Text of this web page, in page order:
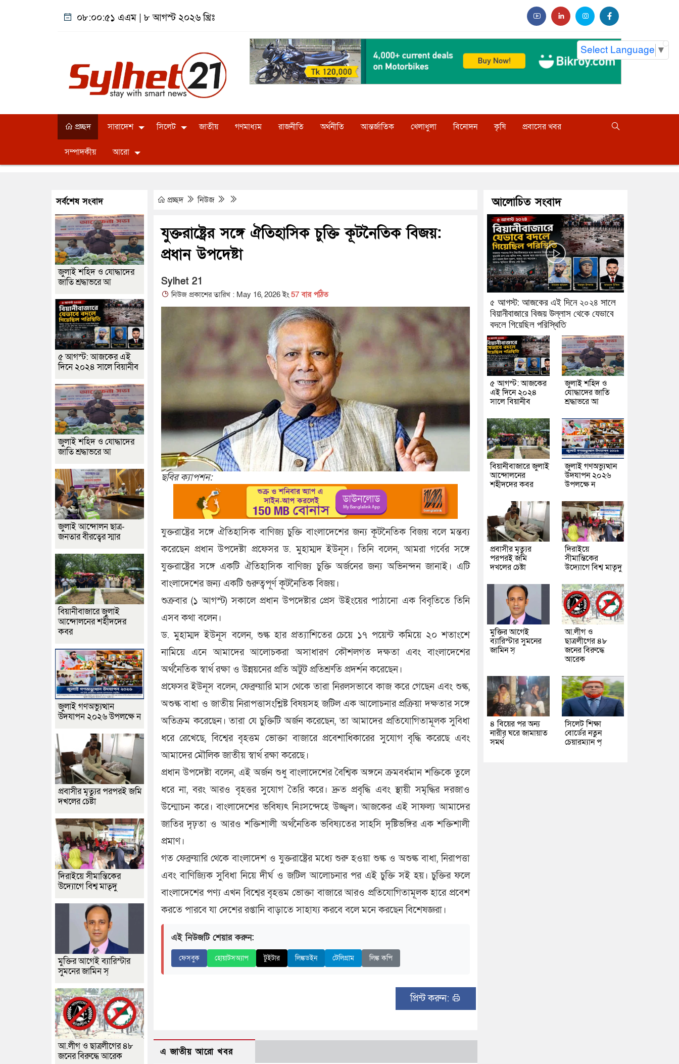
০৮:০০:৫২ এএম |৮ আগস্ট ২০২৬ খ্রিঃ
Select Language ▼
প্রচ্ছদ সারাদেশ সিলেট জাতীয় গণমাধ্যম রাজনীতি অর্থনীতি আন্তর্জাতিক খেলাধুলা বিনোদন কৃষি প্রবাসের খবর
সম্পাদকীয় আরো
প্রচ্ছদ নিউজ
যুক্তরাষ্ট্রের সঙ্গে ঐতিহাসিক চুক্তি কূটনৈতিক বিজয়:
প্রধান উপদেষ্টা
Sylhet 21
নিউজ প্রকাশের তারিখ : May 16, 2026 ইং 57 বার পঠিত
ছবির ক্যাপশন:
যুক্তরাষ্ট্রের সঙ্গে ঐতিহাসিক বাণিজ্য চুক্তি বাংলাদেশের জন্য কূটনৈতিক বিজয় বলে মন্তব্য
করেছেন প্রধান উপদেষ্টা প্রফেসর ড. মুহাম্মদ ইউনূস। তিনি বলেন, আমরা গর্বের সঙ্গে
যুক্তরাষ্ট্রের সঙ্গে একটি ঐতিহাসিক বাণিজ্য চুক্তি অর্জনের জন্য অভিনন্দন জানাই। এটি
বাংলাদেশের জন্য একটি গুরুত্বপূর্ণ কূটনৈতিক বিজয়।
শুক্রবার (১ আগস্ট) সকালে প্রধান উপদেষ্টার প্রেস উইংয়ের পাঠানো এক বিবৃতিতে তিনি
এসব কথা বলেন।
ড. মুহাম্মদ ইউনূস বলেন, শুল্ক হার প্রত্যাশিতের চেয়ে ১৭ পয়েন্ট কমিয়ে ২০ শতাংশে
নামিয়ে এনে আমাদের আলোচকরা অসাধারণ কৌশলগত দক্ষতা এবং বাংলাদেশের
অর্থনৈতিক স্বার্থ রক্ষা ও উন্নয়নের প্রতি অটুট প্রতিশ্রুতি প্রদর্শন করেছেন।
প্রফেসর ইউনূস বলেন, ফেব্রুয়ারি মাস থেকে তারা নিরলসভাবে কাজ করে গেছেন এবং শুল্ক,
অশুল্ক বাধা ও জাতীয় নিরাপত্তাসংশ্লিষ্ট বিষয়সহ জটিল এক আলোচনার প্রক্রিয়া দক্ষতার সঙ্গে
অতিক্রম করেছেন। তারা যে চুক্তিটি অর্জন করেছেন, তা আমাদের প্রতিযোগিতামূলক সুবিধা
ধরে রেখেছে, বিশ্বের বৃহত্তম ভোক্তা বাজারে প্রবেশাধিকারের সুযোগ বৃদ্ধি করেছে এবং
আমাদের মৌলিক জাতীয় স্বার্থ রক্ষা করেছে।
প্রধান উপদেষ্টা বলেন, এই অর্জন শুধু বাংলাদেশের বৈশ্বিক অঙ্গনে ক্রমবর্ধমান শক্তিকে তুলে
ধরে না, বরং আরও বৃহত্তর সুযোগ তৈরি করে। দ্রুত প্রবৃদ্ধি এবং স্থায়ী সমৃদ্ধির দরজাও
উন্মোচন করে। বাংলাদেশের ভবিষ্যৎ নিঃসন্দেহে উজ্জ্বল। আজকের এই সাফল্য আমাদের
জাতির দৃঢ়তা ও আরও শক্তিশালী অর্থনৈতিক ভবিষ্যতের সাহসি দৃষ্টিভঙ্গির এক শক্তিশালী
প্রমাণ।
গত ফেব্রুয়ারি থেকে বাংলাদেশ ও যুক্তরাষ্ট্রের মধ্যে শুরু হওয়া শুল্ক ও অশুল্ক বাধা, নিরাপত্তা
এবং বাণিজ্যিক সুবিধা নিয়ে দীর্ঘ ও জটিল আলোচনার পর এই চুক্তি সই হয়। চুক্তির ফলে
বাংলাদেশের পণ্য এখন বিশ্বের বৃহত্তম ভোক্তা বাজারে আরও প্রতিযোগিতামূলক হারে প্রবেশ
করতে পারবে যা দেশের রপ্তানি বাড়াতে সাহায্য করবে বলে মনে করছেন বিশেষজ্ঞরা।
এই নিউজটি শেয়ার করুন:
ফেসবুক হোয়াটসঅ্যাপ টুইটার লিঙ্কডইন টেলিগ্রাম লিঙ্ক কপি
প্রিন্ট করুন:
এ জাতীয় আরো খবর
সর্বশেষ সংবাদ
জুলাই শহিদ ও যোদ্ধাদের
জাতি শ্রদ্ধাভরে আ
৫ আগস্ট: আজকের এই
দিনে ২০২৪ সালে বিয়ানীব
জুলাই শহিদ ও যোদ্ধাদের
জাতি শ্রদ্ধাভরে আ
জুলাই আন্দোলন ছাত্র-
জনতার বীরত্বের স্মার
বিয়ানীবাজারে জুলাই
আন্দোলনের শহীদদের
কবর
জুলাই গণঅভ্যুত্থান
উদযাপন ২০২৬ উপলক্ষে ন
প্রবাসীর মৃত্যুর পরপরই জমি
দখলের চেষ্টা
দিরাইয়ে সীমান্তিকের
উদ্যোগে বিশ্ব মাতৃদু
মুক্তির আগেই ব্যারিস্টার
সুমনের জামিন স্
আ.লীগ ও ছাত্রলীগের ৪৮
জনের বিরুদ্ধে আরেক
আলোচিত সংবাদ
৫ আগস্ট: আজকের এই দিনে ২০২৪ সালে
বিয়ানীবাজারে বিজয় উল্লাস থেকে যেভাবে
বদলে গিয়েছিল পরিস্থিতি
৫ আগস্ট: আজকের
এই দিনে ২০২৪
সালে বিয়ানীব
জুলাই শহিদ ও
যোদ্ধাদের জাতি
শ্রদ্ধাভরে আ
বিয়ানীবাজারে জুলাই
আন্দোলনের
শহীদদের কবর
জুলাই গণঅভ্যুত্থান
উদযাপন ২০২৬
উপলক্ষে ন
প্রবাসীর মৃত্যুর
পরপরই জমি
দখলের চেষ্টা
দিরাইয়ে
সীমান্তিকের
উদ্যোগে বিশ্ব মাতৃদু
মুক্তির আগেই
ব্যারিস্টার সুমনের
জামিন স্
আ.লীগ ও
ছাত্রলীগের ৪৮
জনের বিরুদ্ধে
আরেক
৪ বিয়ের পর অন্য
নারীর ঘরে জামায়াত
সমর্থ
সিলেট শিক্ষা
বোর্ডের নতুন
চেয়ারম্যান প্